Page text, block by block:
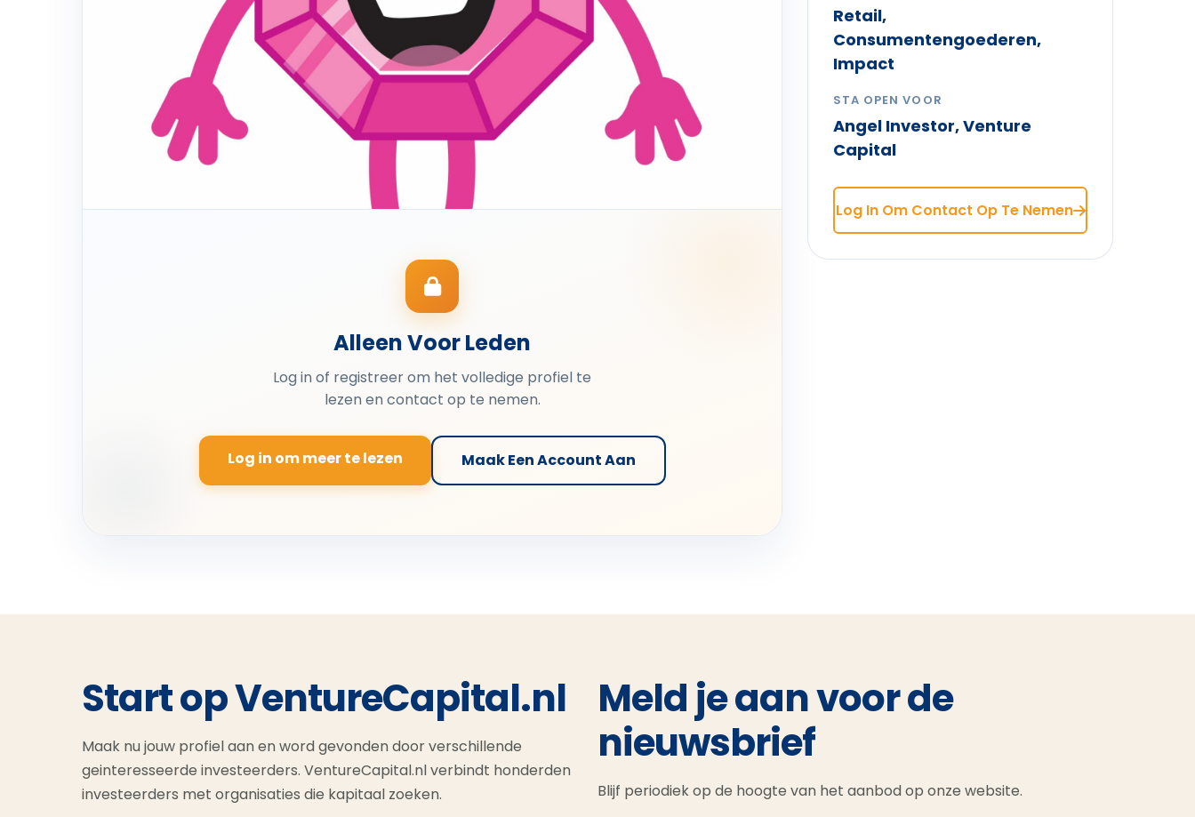
Alleen Voor Leden
Log in of registreer om het volledige profiel te
lezen en contact op te nemen.
Log in om meer te lezen Maak Een Account Aan
Retail,
Consumentengoederen,
Impact
STA OPEN VOOR
Angel Investor, Venture
Capital
Log In Om Contact Op Te Nemen
Start op VentureCapital.nl
Maak nu jouw profiel aan en word gevonden door verschillende
geinteresseerde investeerders. VentureCapital.nl verbindt honderden
investeerders met organisaties die kapitaal zoeken.
Meld je aan voor de
nieuwsbrief
Blijf periodiek op de hoogte van het aanbod op onze website.